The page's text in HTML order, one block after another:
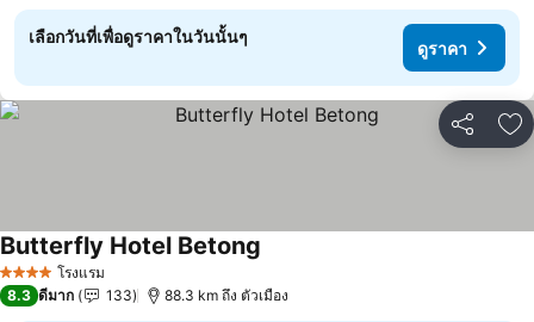
เลือกวันที่เพื่อดูราคาในวันนั้นๆ
ดูราคา
แชร์ เ
4 ดาว โรงแรม
Butterfly Hotel Betong
8.3 ดีมาก 133 88.3 km ถึง ตัวเมือง